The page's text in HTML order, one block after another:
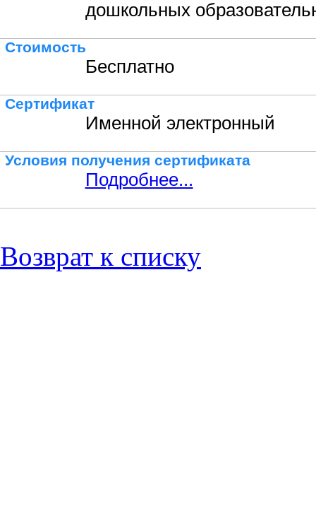
дошкольных
Стоимость
Бесплатно
Сертификат
Именной электронный
Условия получения сертификата
Подробнее...
Возврат к списку